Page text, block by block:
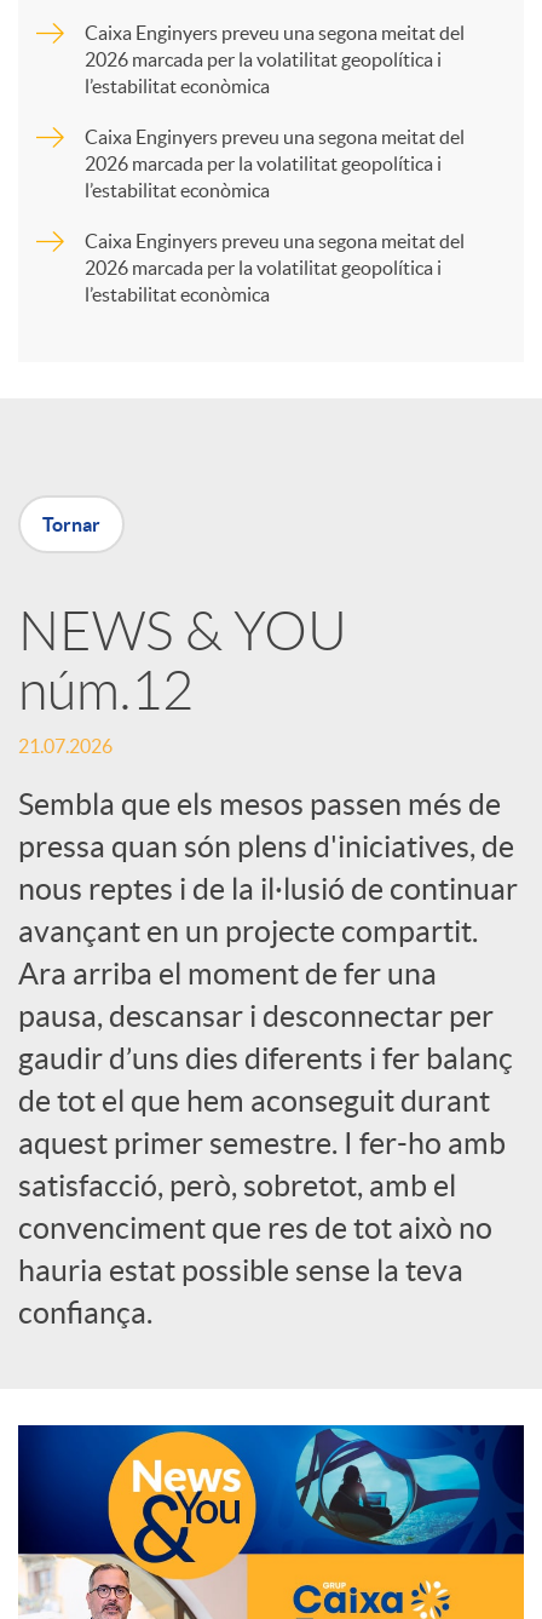
p
a
a
r
x
e
s
S
o
c
i
l
s
Caixa Enginyers preveu una segona meitat del
2026 marcada per la volatilitat geopolítica i
l’estabilitat econòmica
Caixa Enginyers preveu una segona meitat del
2026 marcada per la volatilitat geopolítica i
l’estabilitat econòmica
Caixa Enginyers preveu una segona meitat del
2026 marcada per la volatilitat geopolítica i
l’estabilitat econòmica
Tornar
NEWS & YOU
núm.12
21.07.2026
Sembla que els mesos passen més de
pressa quan són plens d'iniciatives, de
nous reptes i de la il·lusió de continuar
avançant en un projecte compartit.
Ara arriba el moment de fer una
pausa, descansar i desconnectar per
gaudir d’uns dies diferents i fer balanç
de tot el que hem aconseguit durant
aquest primer semestre. I fer-ho amb
satisfacció, però, sobretot, amb el
convenciment que res de tot això no
hauria estat possible sense la teva
confiança.